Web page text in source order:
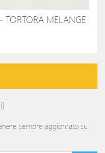
TORTORA MELANGE
sempre aggiornato su